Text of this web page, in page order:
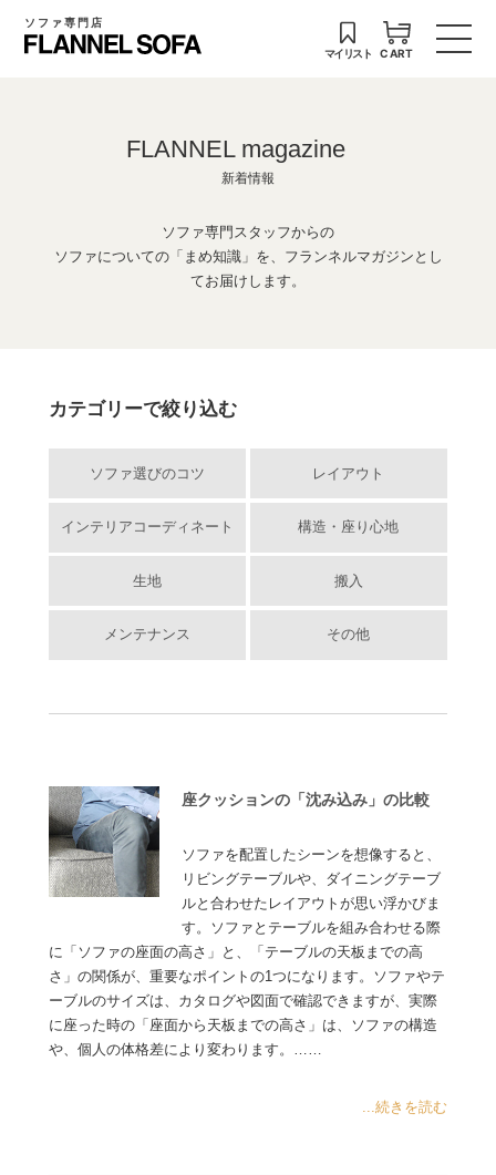
ソファ専門店
マイリスト CART
FLANNEL magazine
新着情報
ソファ専門スタッフからの
ソファについての「まめ知識」を、フランネルマガジンとし
てお届けします。
カテゴリーで絞り込む
ソファ選びのコツ レイアウト
インテリアコーディネート 構造・座り心地
生地 搬入
メンテナンス その他
座クッションの「沈み込み」の比較
ソファを配置したシーンを想像すると、
リビングテーブルや、ダイニングテーブ
ルと合わせたレイアウトが思い浮かびま
す。ソファとテーブルを組み合わせる際
に「ソファの座面の高さ」と、「テーブルの天板までの高
さ」の関係が、重要なポイントの1つになります。ソファやテ
ーブルのサイズは、カタログや図面で確認できますが、実際
に座った時の「座面から天板までの高さ」は、ソファの構造
や、個人の体格差により変わります。……
...続きを読む